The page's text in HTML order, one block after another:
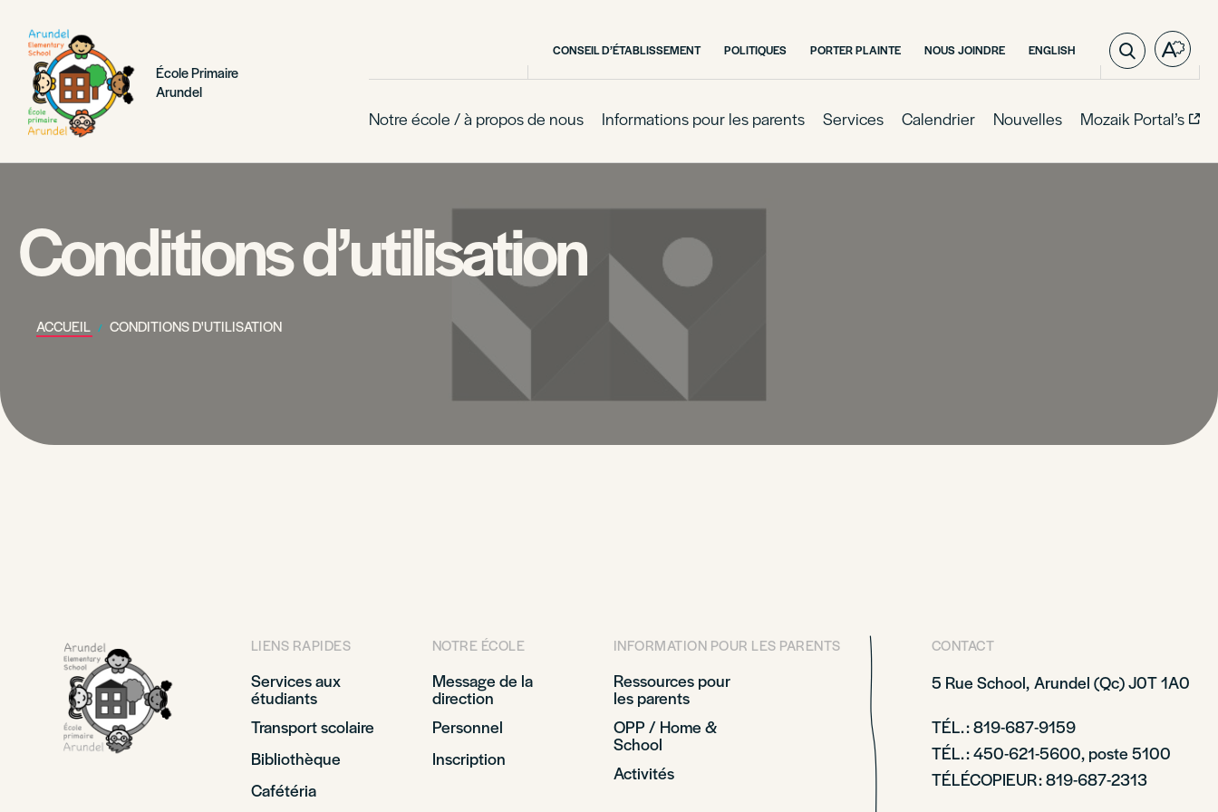
École Primaire
Arundel
CONSEIL D’ÉTABLISSEMENT POLITIQUES PORTER PLAINTE NOUS JOINDRE ENGLISHVISITER
PAGE
ENGLISH.
la
Notre école / à propos de nous Informations pour les parents Services Calendrier Nouvelles Mozaik Portal’s
Conditions d’utilisation
ACCUEIL CONDITIONS D'UTILISATION
LIENS RAPIDES
Services aux
étudiants
Transport scolaire
Bibliothèque
Cafétéria
NOTRE ÉCOLE
Message de la
direction
Personnel
Inscription
INFORMATION POUR LES PARENTS
Ressources pour
les parents
OPP / Home &
School
Activités
CONTACT
5 Rue School, Arundel (Qc)J0T 1A0
TÉL. : 819-687-9159
TÉL. : 450-621-5600, poste 5100
TÉLÉCOPIEUR : 819-687-2313